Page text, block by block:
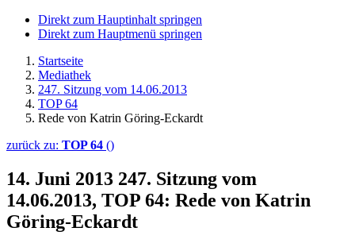
Direkt zum Hauptinhalt springen
Direkt zum Hauptmenü springen
Startseite
Mediathek
247. Sitzung vom 14.06.2013
TOP 64
Rede von Katrin Göring-Eckardt
zurück zu: TOP 64 ()
14. Juni 2013 247. Sitzung vom
14.06.2013, TOP 64: Rede von Katrin
Göring-Eckardt